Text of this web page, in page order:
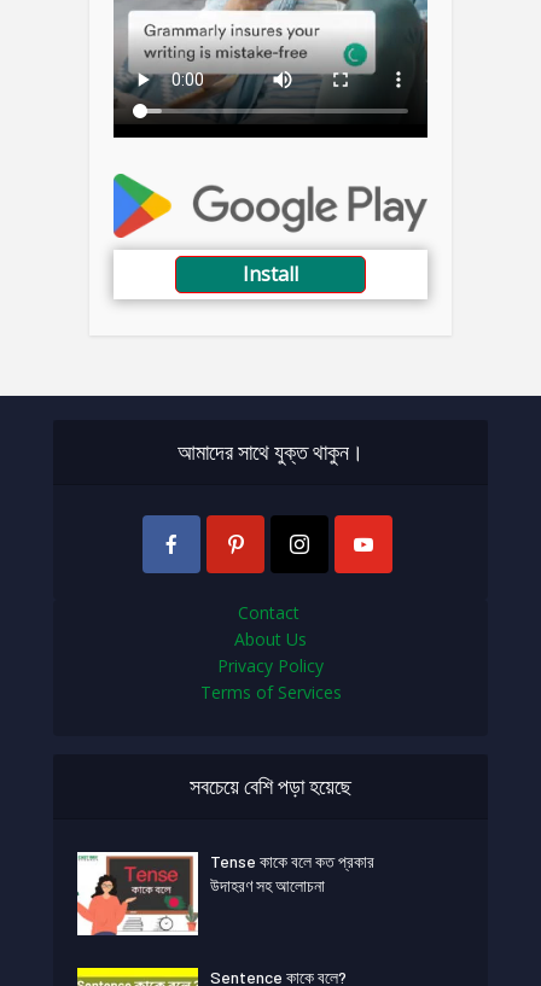
Install
আমাদের সাথে যুক্ত থাকুন।
Contact
About Us
Privacy Policy
Terms of Services
সবচেয়ে বেশি পড়া হয়েছে
Tense কাকে বলে কত প্রকার
উদাহরণ সহ আলোচনা
Sentence কাকে বলে?